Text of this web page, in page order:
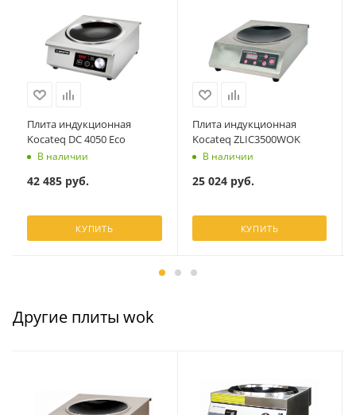
Плита индукционная
Kocateq DC 4050 Eco
В наличии
42 485 руб.
КУПИТЬ
Плита индукционная
Kocateq ZLIC3500WOK
В наличии
25 024руб.
КУПИТЬ
Другие плиты wok